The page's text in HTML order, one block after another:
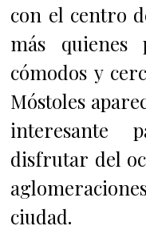
con el centro
más quienes
cómodos y
Móstoles
interesante
disfrutar del
ciudad.